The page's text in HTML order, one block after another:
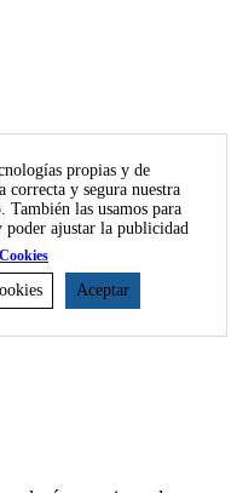
propias y de
correcta y segura nuestra
También las usamos para
poder ajustar la publicidad
Aceptar